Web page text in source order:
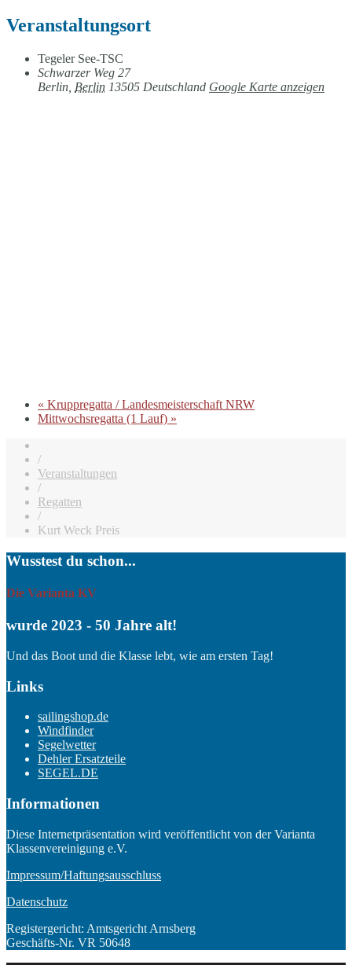
Veranstaltungsort
Tegeler See-TSC
Schwarzer Weg 27
Berlin Berlin 13505 Deutschland Google Karte anzeigen
« Kruppregatta / Landesmeisterschaft NRW
Mittwochsregatta (1 Lauf) »
/
Veranstaltungen
/
Regatten
/
Kurt Weck Preis
Wusstest du schon...
Die Varianta KV
wurde 2023 - 50 Jahre alt!
Und das Boot und die Klasse lebt, wie am ersten Tag!
Links
sailingshop.de
Windfinder
Segelwetter
Dehler Ersatzteile
SEGEL.DE
Informationen
Diese Internetpräsentation wird veröffentlicht von der Varianta
Klassenvereinigung e.V.
Impressum/Haftungsausschluss
Datenschutz
Registergericht: Amtsgericht Arnsberg
Geschäfts-Nr. VR 50648